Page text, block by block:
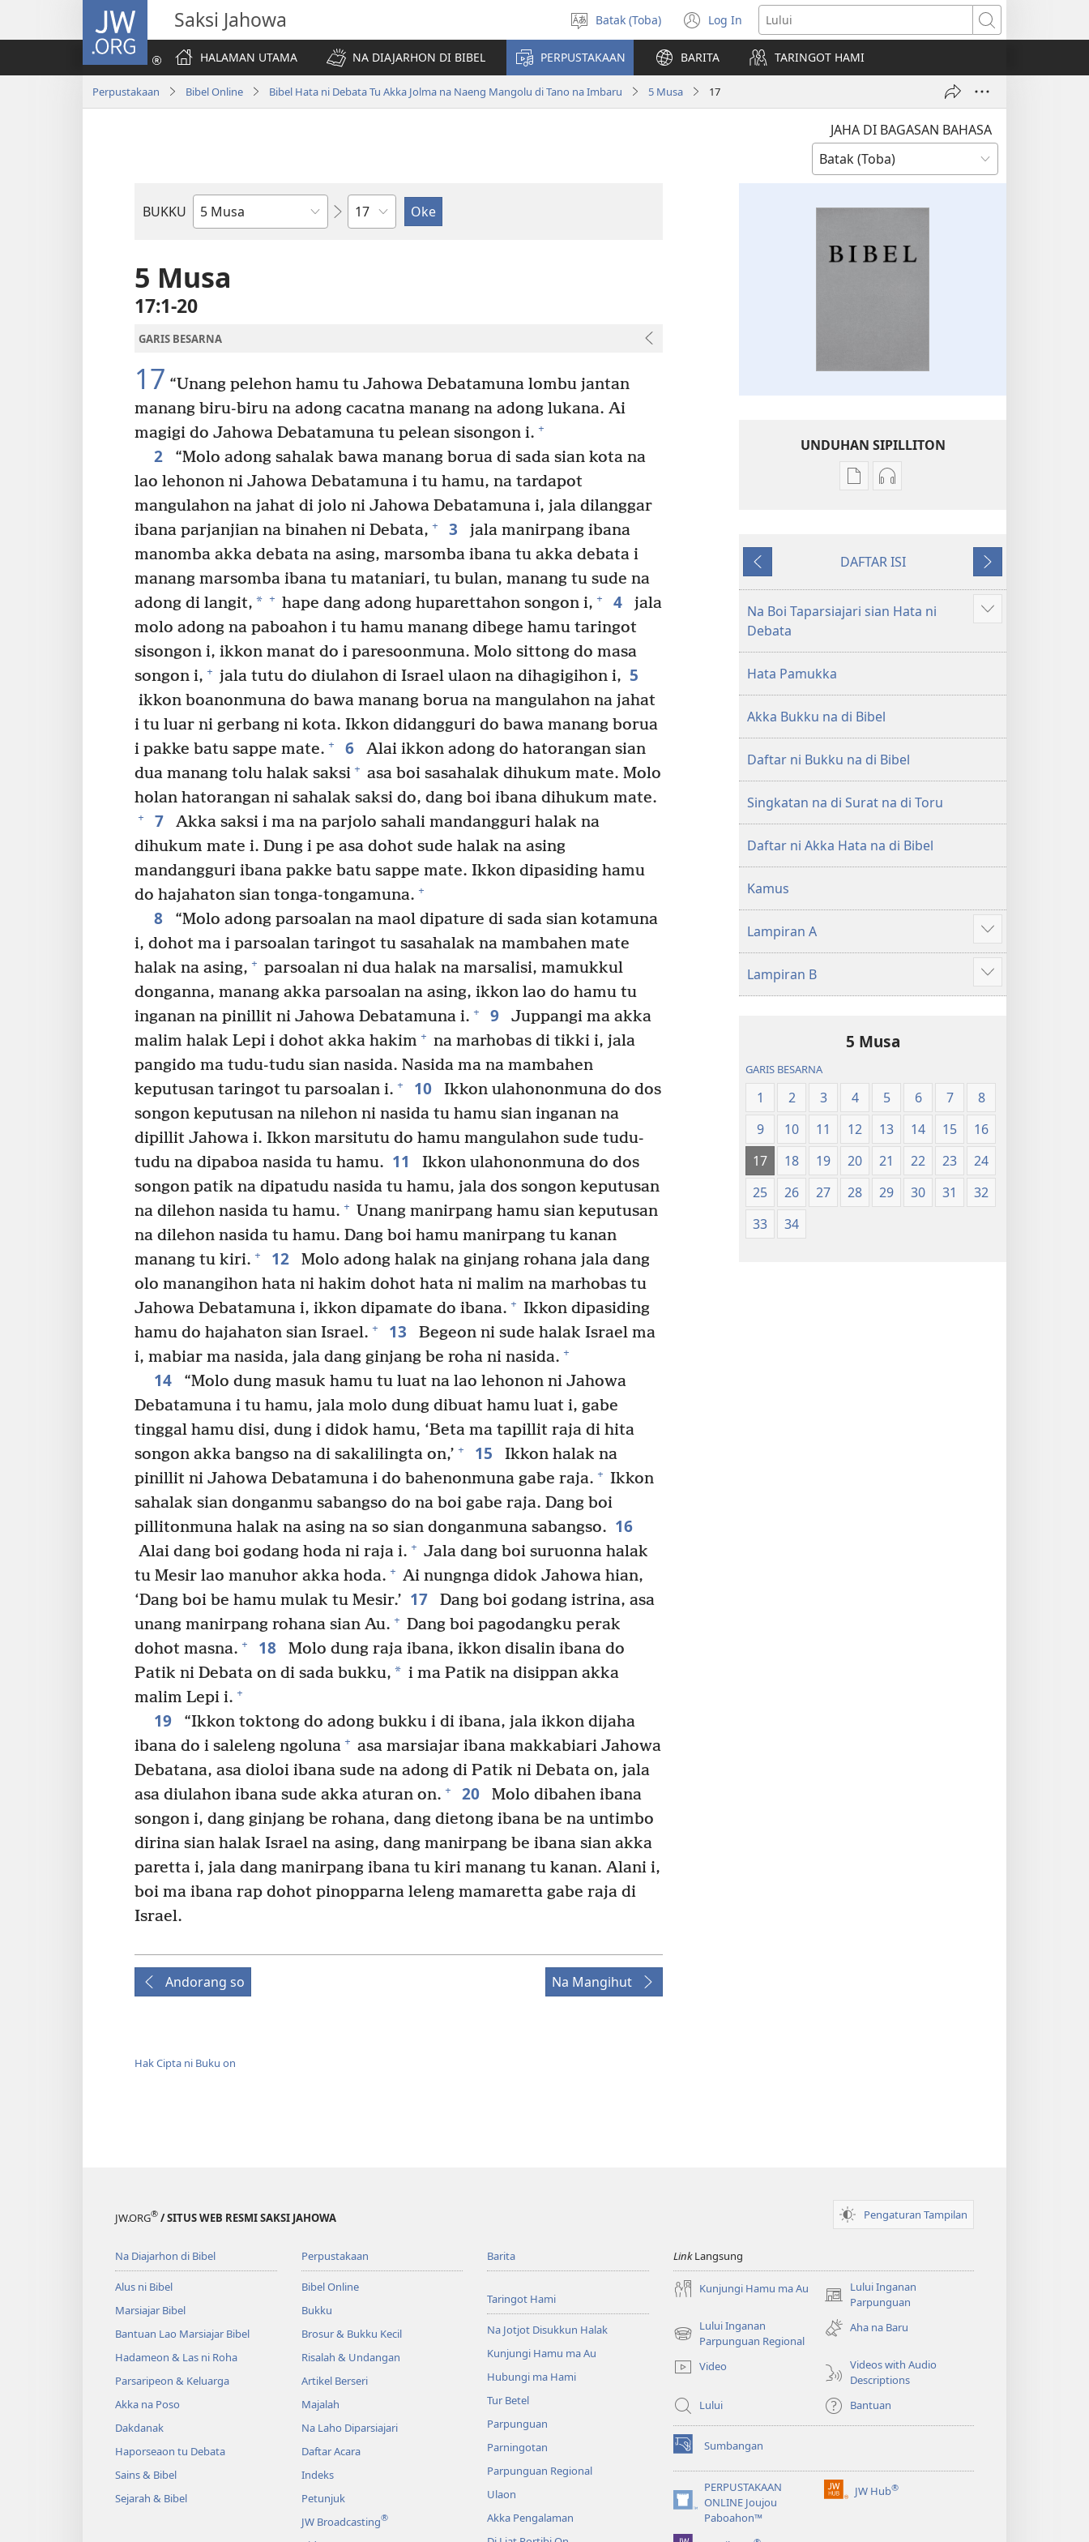
JW.ORG Saksi Jahowa
Pillit
Hata
Batak (Toba) Log In
(opens
new
window)
Lului
HALAMAN UTAMA
NA DIAJARHON DI BIBEL PERPUSTAKAAN BARITA TARINGOT HAMI
Perpustakaan Bibel Online Bibel Hata ni Debata Tu Akka Jolma na Naeng Mangolu di Tano na Imbaru 5 Musa 17
JAHA DI BAGASAN BAHASA
BUKKU
Bukku
Bindu
5 Musa
17:1-20
GARIS BESARNA
17 “Unang pelehon hamu tu Jahowa Debatamuna lombu jantan
manang biru-biru na adong cacatna manang na adong lukana. Ai
magigi do Jahowa Debatamuna tu pelean sisongon i. +
2
“Molo adong sahalak bawa manang borua di sada sian kota na
lao lehonon ni Jahowa Debatamuna i tu hamu, na tardapot
mangulahon na jahat di jolo ni Jahowa Debatamuna i, jala dilanggar
ibana parjanjian na binahen ni Debata, + 3
jala manirpang ibana
manomba akka debata na asing, marsomba ibana tu akka debata i
manang marsomba ibana tu mataniari, tu bulan, manang tu sude na
adong di langit, * + hape dang adong huparettahon songon i, + 4
jala
molo adong na paboahon i tu hamu manang dibege hamu taringot
sisongon i, ikkon manat do i paresoonmuna. Molo sittong do masa
songon i, + jala tutu do diulahon di Israel ulaon na dihagigihon i, 5
ikkon boanonmuna do bawa manang borua na mangulahon na jahat
i tu luar ni gerbang ni kota. Ikkon didangguri do bawa manang borua
i pakke batu sappe mate. + 6
Alai ikkon adong do hatorangan sian
dua manang tolu halak saksi + asa boi sasahalak dihukum mate. Molo
holan hatorangan ni sahalak saksi do, dang boi ibana dihukum mate.
+ 7
Akka saksi i ma na parjolo sahali mandangguri halak na
dihukum mate i. Dung i pe asa dohot sude halak na asing
mandangguri ibana pakke batu sappe mate. Ikkon dipasiding hamu
do hajahaton sian tonga-tongamuna. +
8
“Molo adong parsoalan na maol dipature di sada sian kotamuna
i, dohot ma i parsoalan taringot tu sasahalak na mambahen mate
halak na asing, + parsoalan ni dua halak na marsalisi, mamukkul
donganna, manang akka parsoalan na asing, ikkon lao do hamu tu
inganan na pinillit ni Jahowa Debatamuna i. + 9
Juppangi ma akka
malim halak Lepi i dohot akka hakim + na marhobas di tikki i, jala
pangido ma tudu-tudu sian nasida. Nasida ma na mambahen
keputusan taringot tu parsoalan i. + 10
Ikkon ulahononmuna do dos
songon keputusan na nilehon ni nasida tu hamu sian inganan na
dipillit Jahowa i. Ikkon marsitutu do hamu mangulahon sude tudu-
tudu na dipaboa nasida tu hamu. 11
Ikkon ulahononmuna do dos
songon patik na dipatudu nasida tu hamu, jala dos songon keputusan
na dilehon nasida tu hamu. + Unang manirpang hamu sian keputusan
na dilehon nasida tu hamu. Dang boi hamu manirpang tu kanan
manang tu kiri. + 12
Molo adong halak na ginjang rohana jala dang
olo manangihon hata ni hakim dohot hata ni malim na marhobas tu
Jahowa Debatamuna i, ikkon dipamate do ibana. + Ikkon dipasiding
hamu do hajahaton sian Israel. + 13
Begeon ni sude halak Israel ma
i, mabiar ma nasida, jala dang ginjang be roha ni nasida. +
14
“Molo dung masuk hamu tu luat na lao lehonon ni Jahowa
Debatamuna i tu hamu, jala molo dung dibuat hamu luat i, gabe
tinggal hamu disi, dung i didok hamu, ‘Beta ma tapillit raja di hita
songon akka bangso na di sakalilingta on,’ + 15
Ikkon halak na
pinillit ni Jahowa Debatamuna i do bahenonmuna gabe raja. + Ikkon
sahalak sian donganmu sabangso do na boi gabe raja. Dang boi
pillitonmuna halak na asing na so sian donganmuna sabangso. 16
Alai dang boi godang hoda ni raja i. + Jala dang boi suruonna halak
tu Mesir lao manuhor akka hoda. + Ai nungnga didok Jahowa hian,
‘Dang boi be hamu mulak tu Mesir.’ 17
Dang boi godang istrina, asa
unang manirpang rohana sian Au. + Dang boi pagodangku perak
dohot masna. + 18
Molo dung raja ibana, ikkon disalin ibana do
Patik ni Debata on di sada bukku, * i ma Patik na disippan akka
malim Lepi i. +
19
“Ikkon toktong do adong bukku i di ibana, jala ikkon dijaha
ibana do i saleleng ngoluna + asa marsiajar ibana makkabiari Jahowa
Debatana, asa dioloi ibana sude na adong di Patik ni Debata on, jala
asa diulahon ibana sude akka aturan on. + 20
Molo dibahen ibana
songon i, dang ginjang be rohana, dang dietong ibana be na untimbo
dirina sian halak Israel na asing, dang manirpang be ibana sian akka
paretta i, jala dang manirpang ibana tu kiri manang tu kanan. Alani i,
boi ma ibana rap dohot pinopparna leleng mamaretta gabe raja di
Israel.
Andorang so Na Mangihut
Hak Cipta ni Buku on
UNDUHAN SIPILLITON
Sipilliton
Hata
Debata
tu
Naeng
Mangolu
di
Tano
na
Imbaru
Sipiliton
Hata
Debata
tu
Naeng
di
Tano
na
Imbaru
Andorang
so
DAFTAR ISI
Na
Mangihut
Na Boi Taparsiajari sian Hata ni
Debata
Patudu
umgodang
Hata Pamukka
Akka Bukku na di Bibel
Daftar ni Bukku na di Bibel
Singkatan na di Surat na di Toru
Daftar ni Akka Hata na di Bibel
Kamus
Lampiran A
Patudu
na
umgodang
Lampiran B
Patudu
na
5 Musa
GARIS BESARNA
1 2 3 4 5 6 7
8
9
10 11 12 13 14 15
16
17
18 19 20 21 22 23
24
25
26 27 28 29 30 31
32
33
34
JW.ORG® / SITUS WEB RESMI SAKSI JAHOWA Pengaturan Tampilan
Na Diajarhon di Bibel
Alus ni Bibel
Marsiajar Bibel
Bantuan Lao Marsiajar Bibel
Hadameon & Las ni Roha
Parsaripeon & Keluarga
Akka na Poso
Dakdanak
Haporseaon tu Debata
Sains & Bibel
Sejarah & Bibel
Perpustakaan
Bibel Online
Bukku
Brosur & Bukku Kecil
Risalah & Undangan
Artikel Berseri
Majalah
Na Laho Diparsiajari
Daftar Acara
Indeks
Petunjuk
JW Broadcasting®
Barita
Taringot Hami
Na Jotjot Disukkun Halak
Kunjungi Hamu ma Au
Hubungi ma Hami
Tur Betel
Parpunguan
Parningotan
Parpunguan Regional
Ulaon
Akka Pengalaman
LinkLangsung
Kunjungi Hamu ma Au
Lului Inganan
Parpunguan
(opens
new
window)
Lului Inganan
Parpunguan Regional
(opens
window)
Aha na Baru
Video
Videos with Audio
Descriptions
Lului
Bantuan
Sumbangan
(opens
new
window)PERPUSTAKAAN
ONLINE Joujou
Paboahon™
(opens
JW Hub®
(opens